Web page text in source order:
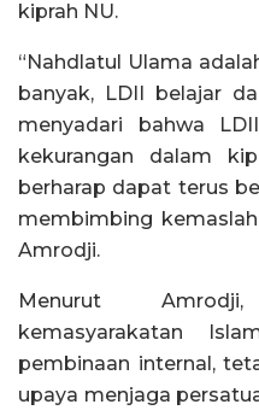
kiprah NU.
“Nahdlatul Ulama
banyak, LDII belajar
menyadari bahwa
kekurangan dalam
berharap dapat terus
membimbing
Amrodji.
Menurut
kemasyarakatan
pembinaan internal,
upaya menjaga